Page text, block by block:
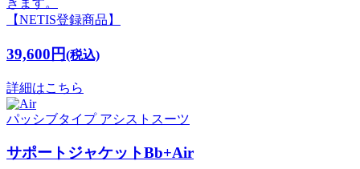
きます。
【NETIS登録商品】
39,600円(税込)
詳細はこちら
パッシブタイプ アシストスーツ
サポートジャケットBb+Air